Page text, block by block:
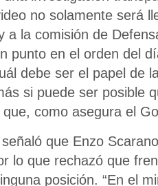
no solamente será
a la comisión de
punto en el orden del
debe ser el papel de
si puede ser posible
como asegura el
que Enzo
lo que rechazó que
posición. “En el